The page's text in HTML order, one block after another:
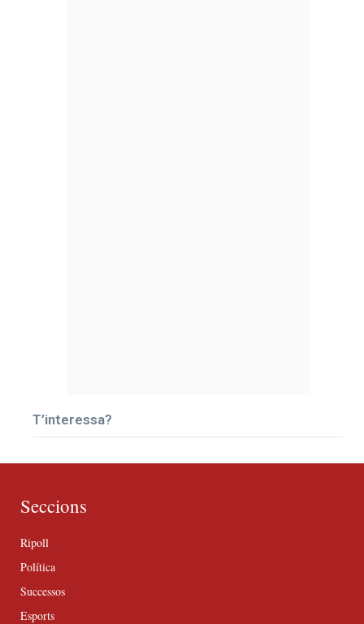
T’interessa?
Seccions
Ripoll
Política
Successos
Esports